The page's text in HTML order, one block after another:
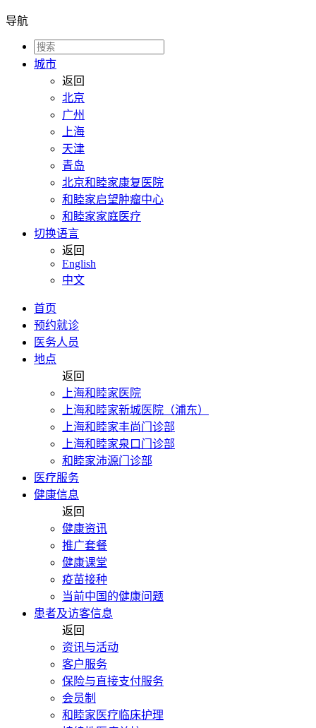
导航
城市
返回
北京
广州
上海
天津
青岛
北京和睦家康复医院
和睦家启望肿瘤中心
和睦家家庭医疗
切换语言
返回
English
中文
首页
预约就诊
医务人员
地点
返回
上海和睦家医院
上海和睦家新城医院（浦东）
上海和睦家丰尚门诊部
上海和睦家泉口门诊部
和睦家沛源门诊部
医疗服务
健康信息
返回
健康资讯
推广套餐
健康课堂
疫苗接种
当前中国的健康问题
患者及访客信息
返回
资讯与活动
客户服务
保险与直接支付服务
会员制
和睦家医疗临床护理